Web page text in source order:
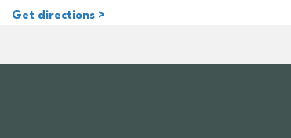
Get directions >